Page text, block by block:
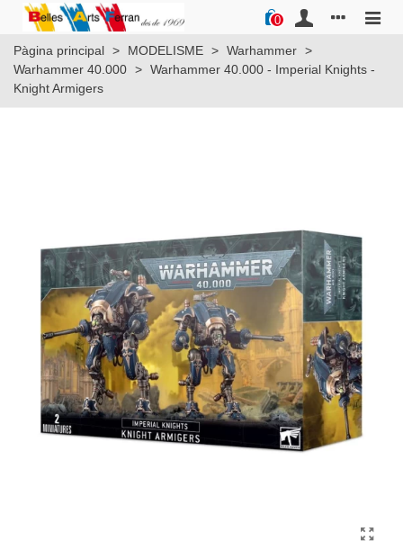
0
Pàgina principal > MODELISME > Warhammer >
Warhammer 40.000 > Warhammer 40.000 - Imperial Knights -
Knight Armigers